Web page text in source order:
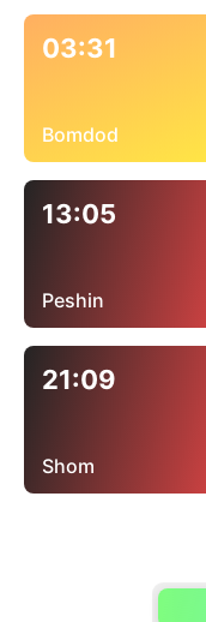
03:31
Bomdod
13:05
Peshin
21:09
Shom